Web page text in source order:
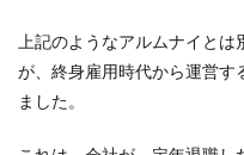
上記のようなアルムナイと
が、終身雇用時代から運営す
ました。